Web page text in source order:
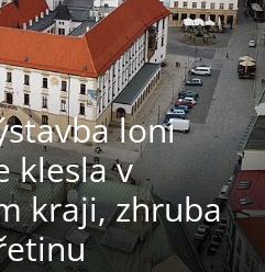
loni
klesla v
kraji, zhruba